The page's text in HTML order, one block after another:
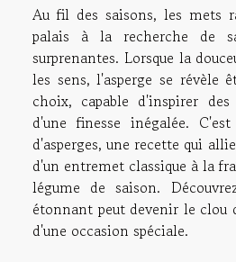
Au fil des saisons, les mets
palais à la recherche de
surprenantes. Lorsque la
les sens, l'asperge se révèle
choix, capable d'inspirer
d'une finesse inégalée.
d'asperges, une recette qui
d'un entremet classique à la
légume de saison.
étonnant peut devenir le clou
d'une occasion spéciale.